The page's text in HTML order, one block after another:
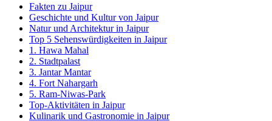
Fakten zu Jaipur
Geschichte und Kultur von Jaipur
Natur und Architektur in Jaipur
Top 5 Sehenswürdigkeiten in Jaipur
1. Hawa Mahal
2. Stadtpalast
3. Jantar Mantar
4. Fort Nahargarh
5. Ram-Niwas-Park
Top-Aktivitäten in Jaipur
Kulinarik und Gastronomie in Jaipur